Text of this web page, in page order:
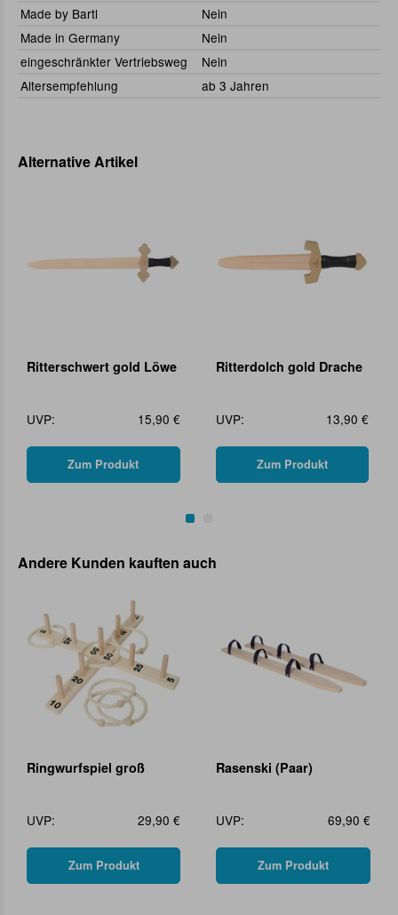
Made by Bartl
Nein
Made in Germany
Nein
eingeschränkter Vertriebsweg
Nein
Altersempfehlung
ab 3 Jahren
Alternative Artikel
Ritterschwert gold Löwe
UVP: 15,90 €
Zum Produkt
Ritterdolch gold Drache
UVP: 13,90 €
Zum Produkt
Andere Kunden kauften auch
Ringwurfspiel groß
UVP: 29,90 €
Zum Produkt
Rasenski (Paar)
UVP: 69,90 €
Zum Produkt